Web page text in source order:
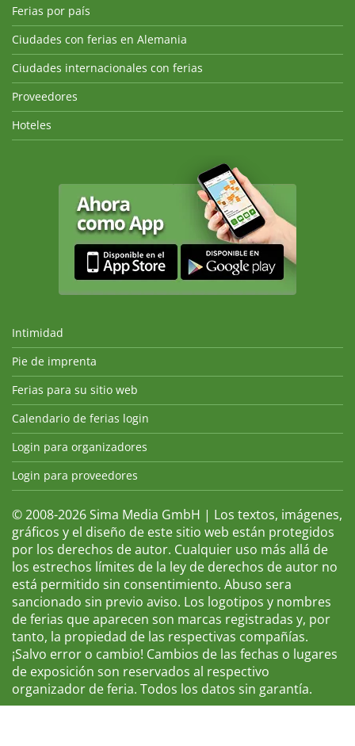
Ferias por país
Ciudades con ferias en Alemania
Ciudades internacionales con ferias
Proveedores
Hoteles
Intimidad
Pie de imprenta
Ferias para su sitio web
Calendario de ferias login
Login para organizadores
Login para proveedores
© 2008-2026 Sima Media GmbH | Los textos, imágenes,
gráficos y el diseño de este sitio web están protegidos
por los derechos de autor. Cualquier uso más allá de
los estrechos límites de la ley de derechos de autor no
está permitido sin consentimiento. Abuso sera
sancionado sin previo aviso. Los logotipos y nombres
de ferias que aparecen son marcas registradas y, por
tanto, la propiedad de las respectivas compañías.
¡Salvo error o cambio! Cambios de las fechas o lugares
de exposición son reservados al respectivo
organizador de feria. Todos los datos sin garantía.